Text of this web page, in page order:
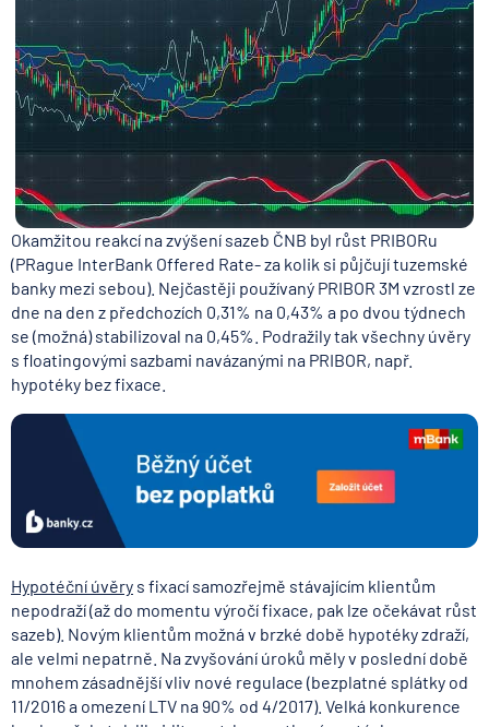
Okamžitou reakcí na zvýšení sazeb ČNB byl růst PRIBORu
(PRague InterBank Offered Rate- za kolik si půjčují tuzemské
banky mezi sebou). Nejčastěji používaný PRIBOR 3M vzrostl ze
dne na den z předchozích 0,31% na 0,43% a po dvou týdnech
se (možná) stabilizoval na 0,45%. Podražily tak všechny úvěry
s floatingovými sazbami navázanými na PRIBOR, např.
hypotéky bez fixace.
Hypotéční úvěry s fixací samozřejmě stávajícím klientům
nepodraží (až do momentu výročí fixace, pak lze očekávat růst
sazeb). Novým klientům možná v brzké době hypotéky zdraží,
ale velmi nepatrně. Na zvyšování úroků měly v poslední době
mnohem zásadnější vliv nové regulace (bezplatné splátky od
11/2016 a omezení LTV na 90% od 4/2017). Velká konkurence